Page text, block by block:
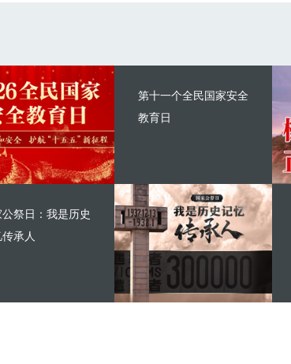
第十一个全民国家安全
教育日
公祭日：我是历史
承人